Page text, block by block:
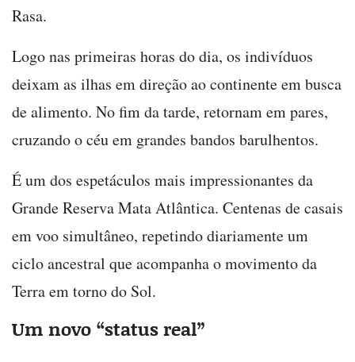
Rasa.
Logo nas primeiras horas do dia, os indivíduos
deixam as ilhas em direção ao continente em busca
de alimento. No fim da tarde, retornam em pares,
cruzando o céu em grandes bandos barulhentos.
É um dos espetáculos mais impressionantes da
Grande Reserva Mata Atlântica. Centenas de casais
em voo simultâneo, repetindo diariamente um
ciclo ancestral que acompanha o movimento da
Terra em torno do Sol.
Um novo “status real”